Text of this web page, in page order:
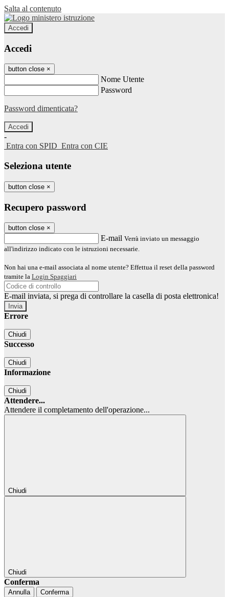
Salta al contenuto
Accedi
Accedi
button close ×
Nome Utente
Password
Password dimenticata?
-
Entra con SPID Entra con CIE
Seleziona utente
button close ×
Recupero password
button close ×
E-mail Verrà inviato un messaggio
all'indirizzo indicato con le istruzioni necessarie.
Non hai una e-mail associata al nome utente? Effettua il reset della password
tramite la Login Spaggiari
E-mail inviata, si prega di controllare la casella di posta elettronica!
Errore
Chiudi
Successo
Chiudi
Informazione
Chiudi
Attendere...
Attendere il completamento dell'operazione...
Chiudi
Chiudi
Conferma
Annulla Conferma